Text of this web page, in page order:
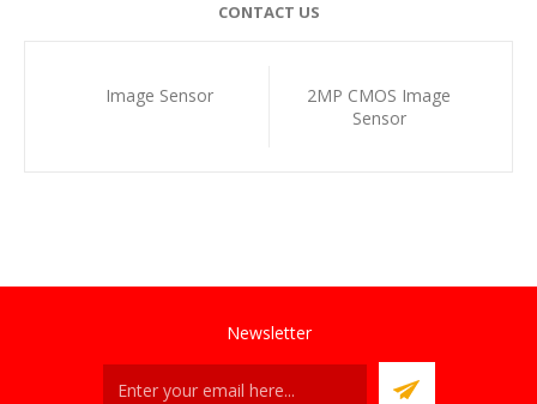
CONTACT US
Image Sensor
2MP CMOS Image
Sensor
Newsletter